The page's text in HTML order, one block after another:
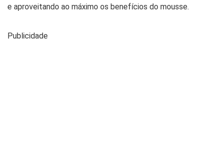
e aproveitando ao máximo os benefícios do mousse.
Publicidade